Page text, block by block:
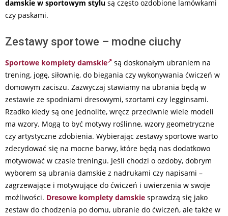
damskie w sportowym stylu są często ozdobione lamówkami
czy paskami.
Zestawy sportowe – modne ciuchy
Sportowe komplety damskie
są doskonałym ubraniem na
trening, jogę, siłownię, do biegania czy wykonywania ćwiczeń w
domowym zaciszu. Zazwyczaj stawiamy na ubrania będą w
zestawie ze spodniami dresowymi, szortami czy legginsami.
Rzadko kiedy są one jednolite, wręcz przeciwnie wiele modeli
ma wzory. Mogą to być motywy roślinne, wzory geometryczne
czy artystyczne zdobienia. Wybierając zestawy sportowe warto
zdecydować się na mocne barwy, które będą nas dodatkowo
motywować w czasie treningu. Jeśli chodzi o ozdoby, dobrym
wyborem są ubrania damskie z nadrukami czy napisami –
zagrzewające i motywujące do ćwiczeń i uwierzenia w swoje
możliwości. Dresowe komplety damskie sprawdzą się jako
zestaw do chodzenia po domu, ubranie do ćwiczeń, ale także w